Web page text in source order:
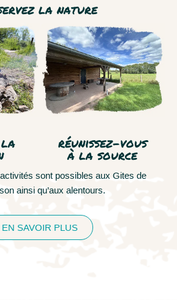
la nature
la réunissez-vous
à la source
sont possibles aux Gites de
ainsi qu’aux alentours.
EN SAVOIR PLUS